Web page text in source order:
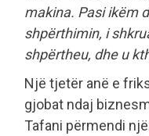
makina. Pasi ikëm
shpërthimin, i
shpërtheu, dhe u
Një tjetër anë e
gjobat ndaj
Tafani përmendi